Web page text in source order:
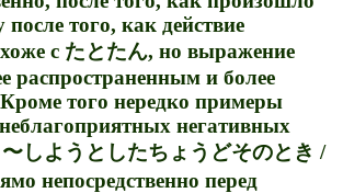
после того, как действие
с たとたん, но выражение
распространенным и более
того нередко примеры
негативных
ようとしたちょうどそのとき /
непосредственно перед